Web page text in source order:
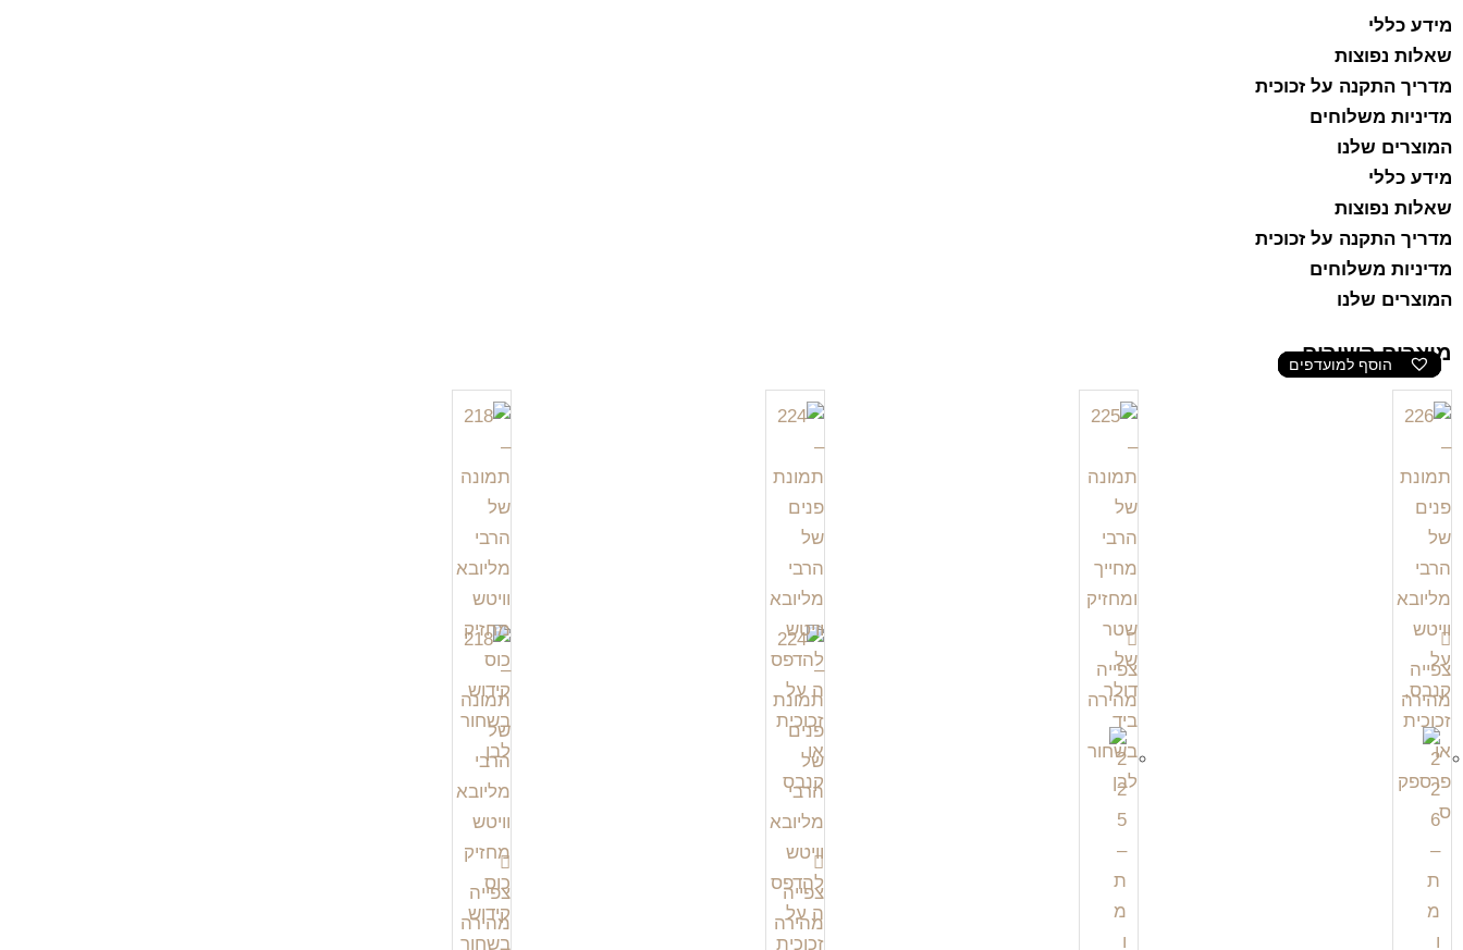
מידע כללי
שאלות נפוצות
מדריך התקנה על זכוכית
מדיניות משלוחים
המוצרים שלנו
מידע כללי
שאלות נפוצות
מדריך התקנה על זכוכית
מדיניות משלוחים
המוצרים שלנו
מוצרים קשורים
הוסף למועדפים
צפייה
מהירה
הוסף למועדפים
צפייה
מהירה
הוסף למועדפים
צפייה
מהירה
הוסף למועדפים
צפייה
מהירה